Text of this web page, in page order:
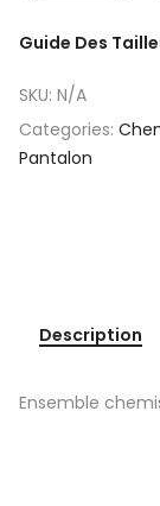
Guide Des
SKU: N/A
Categories:
Pantalon
Description
Ensemble